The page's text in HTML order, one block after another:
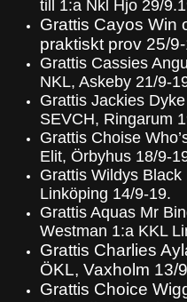
till 1:a Nkl Hjo 29/
Grattis Cayos Win
praktiskt prov 25/
Grattis Cassies
NKL, Askeby 21/9-
Grattis Jackies
SEVCH, Ringarum
Grattis Choise
Elit, Örbyhus 18/9-
Grattis Wildys
Linköping 14/9-19.
Grattis Aquas Mr
Westman 1:a KKL
Grattis Charlies
ÖKL, Vaxholm 13/
Grattis Choice